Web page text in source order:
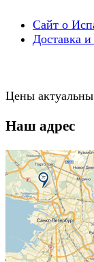
Сайт о
Доставка и
Цены
Наш адрес